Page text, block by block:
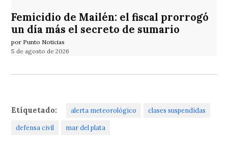
Femicidio de Mailén: el fiscal prorrogó
un día más el secreto de sumario
por Punto Noticias
5 de agosto de 2026
Etiquetado: alerta meteorológico clases suspendidas
defensa civil mar del plata